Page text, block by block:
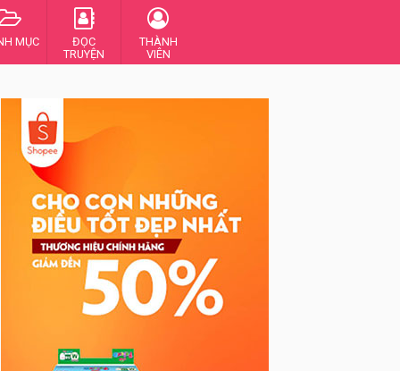
MỤC
ĐỌC
TRUYỆN
THÀNH
VIÊN